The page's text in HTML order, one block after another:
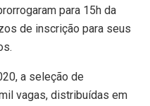
para 15h da
de inscrição para seus
a seleção de
vagas, distribuídas em